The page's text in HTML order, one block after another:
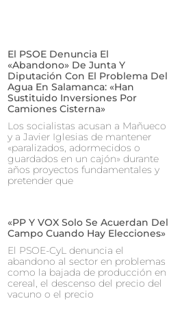
El PSOE Denuncia El
«abandono» De Junta Y
Diputación Con El Problema Del
Agua En Salamanca: «Han
Sustituido Inversiones Por
Camiones Cisterna»
Los socialistas acusan a Mañueco
y a Javier Iglesias de mantener
«paralizados, adormecidos o
guardados en un cajón» durante
años proyectos fundamentales y
pretender que
«PP Y VOX Solo Se Acuerdan Del
Campo Cuando Hay Elecciones»
El PSOE-CyL denuncia el
abandono al sector en problemas
como la bajada de producción en
cereal, el descenso del precio del
vacuno o el precio